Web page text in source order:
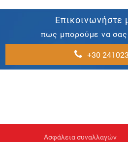
Επικοινωνήστε
πως μπορούμε να
+30
Ασφάλεια συναλλαγών